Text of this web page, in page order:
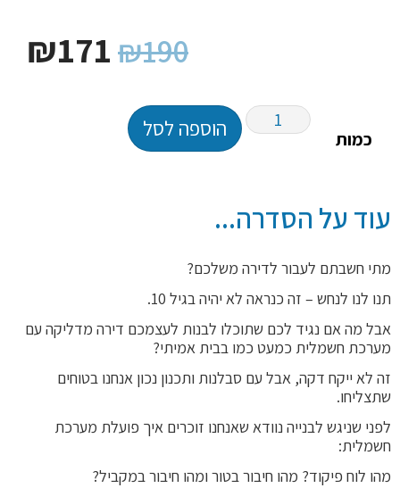
₪190
₪171
כמות הוספה לסל
עוד על הסדרה...
מתי חשבתם לעבור לדירה משלכם?
תנו לנו לנחש – זה כנראה לא יהיה בגיל 10.
אבל מה אם נגיד לכם שתוכלו לבנות לעצמכם דירה מדליקה עם
מערכת חשמלית כמעט כמו בבית אמיתי?
זה לא ייקח דקה, אבל עם סבלנות ותכנון נכון אנחנו בטוחים
שתצליחו.
לפני שניגש לבנייה נוודא שאנחנו זוכרים איך פועלת מערכת
חשמלית:
מהו לוח פיקוד? מהו חיבור בטור ומהו חיבור במקביל?